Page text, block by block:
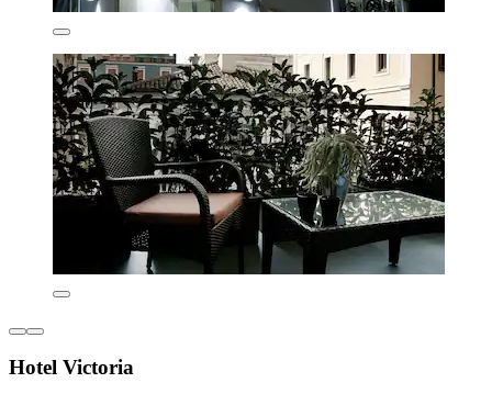
Hotel Victoria